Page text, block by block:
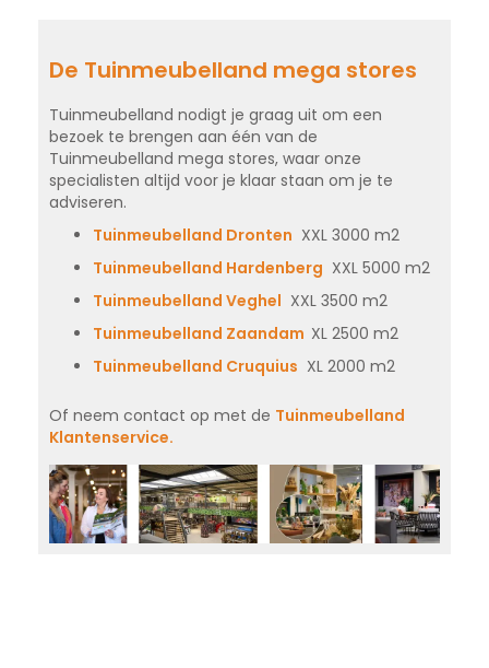
De Tuinmeubelland mega stores
Tuinmeubelland nodigt je graag uit om een
bezoek te brengen aan één van de
Tuinmeubelland mega stores, waar onze
specialisten altijd voor je klaar staan om je te
adviseren.
Tuinmeubelland Dronten XXL 3000 m2
Tuinmeubelland Hardenberg XXL 5000 m2
Tuinmeubelland Veghel XXL 3500 m2
Tuinmeubelland Zaandam XL 2500 m2
Tuinmeubelland Cruquius XL 2000 m2
Of neem contact op met de Tuinmeubelland
Klantenservice.